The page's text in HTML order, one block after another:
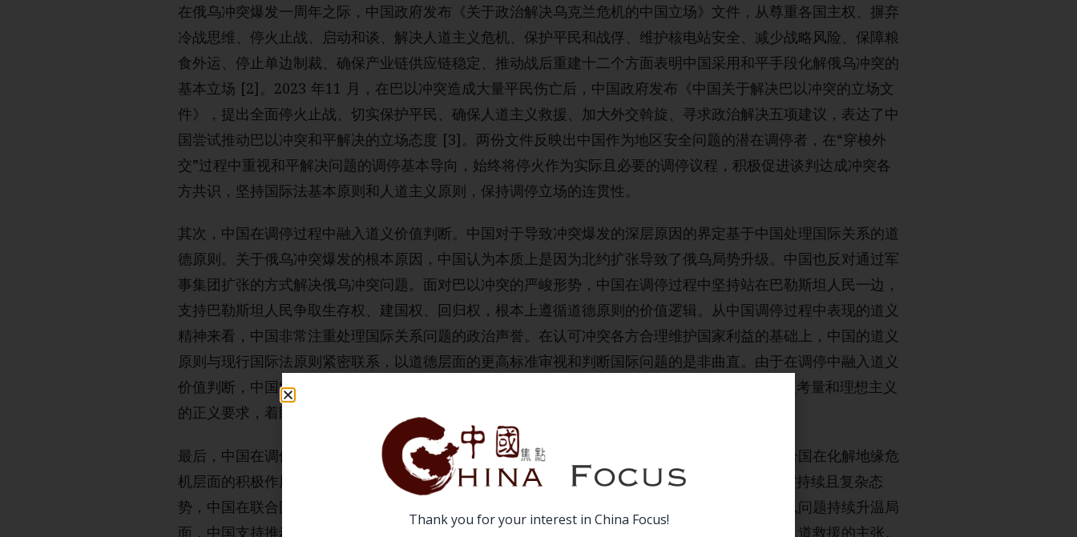
在俄乌冲突爆发一周年之际，中国政府发布《关于政治解决乌克兰危机的中国立场》文件，从尊重各国主权、摒弃
冷战思维、停火止战、启动和谈、解决人道主义危机、保护平民和战俘、维护核电站安全、减少战略风险、保障粮
食外运、停止单边制裁、确保产业链供应链稳定、推动战后重建十二个方面表明中国采用和平手段化解俄乌冲突的
基本立场 [2]。2023 年11 月，在巴以冲突造成大量平民伤亡后，中国政府发布《中国关于解决巴以冲突的立场文
件》，提出全面停火止战、切实保护平民、确保人道主义救援、加大外交斡旋、寻求政治解决五项建议，表达了中
国尝试推动巴以冲突和平解决的立场态度 [3]。两份文件反映出中国作为地区安全问题的潜在调停者，在“穿梭外
交”过程中重视和平解决问题的调停基本导向，始终将停火作为实际且必要的调停议程，积极促进谈判达成冲突各
方共识，坚持国际法基本原则和人道主义原则，保持调停立场的连贯性。
其次，中国在调停过程中融入道义价值判断。中国对于导致冲突爆发的深层原因的界定基于中国处理国际关系的道
德原则。关于俄乌冲突爆发的根本原因，中国认为本质上是因为北约扩张导致了俄乌局势升级。中国也反对通过军
事集团扩张的方式解决俄乌冲突问题。面对巴以冲突的严峻形势，中国在调停过程中坚持站在巴勒斯坦人民一边，
支持巴勒斯坦人民争取生存权、建国权、回归权，根本上遵循道德原则的价值逻辑。从中国调停过程中表现的道义
精神来看，中国非常注重处理国际关系问题的政治声誉。在认可冲突各方合理维护国家利益的基础上，中国的道义
原则与现行国际法原则紧密联系，以道德层面的更高标准审视和判断国际问题的是非曲直。由于在调停中融入道义
价值判断，中国“穿梭外交”避免暂时性的和平方案，追求根本性的永久和平，兼顾现实主义的利益考量和理想主义
的正义要求，着眼于合理化解地区冲突，创造良性政治效益。
最后，中国在调停过程中诉诸联合国安理会机制。中国尊重《联合国宪章》宗旨及原则，认可联合国在化解地缘危
机层面的积极作用，因此联合国安理会是中国调停俄乌冲突和巴以问题的“主战场”。针对俄乌冲突持续且复杂态
势，中国在联合国安理会多次表达促进政治解决、维护共同安全、管控风险外溢的建议。关于巴以问题持续升温局
面，中国支持推动巴以冲突和平解决的决议草案，从人道主义出发多次申明尽快实现停火、进行人道救援的主张。
Thank you for your interest in China Focus!